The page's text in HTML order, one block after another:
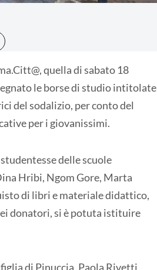
quella di sabato 18
le borse di studio intitolate
del sodalizio, per conto del
per i giovanissimi.
delle scuole
Hribi, Ngom Gore, Marta
di libri e materiale didattico,
donatori, si è potuta istituire
di Pinuccia, Paola Rivetti,